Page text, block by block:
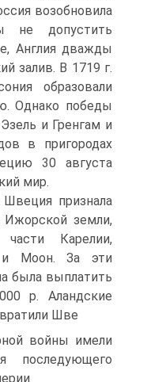
возобновила
не допустить
Англия дважды
залив. В 1719 г.
образовали
Однако победы
и Гренгам и
в пригородах
30 августа
мир.
признала
Ижорской земли,
ча­сти Карелии,
и Моон. За эти
была выплатить
р. Аландские
Шве­
войны имели
последующего